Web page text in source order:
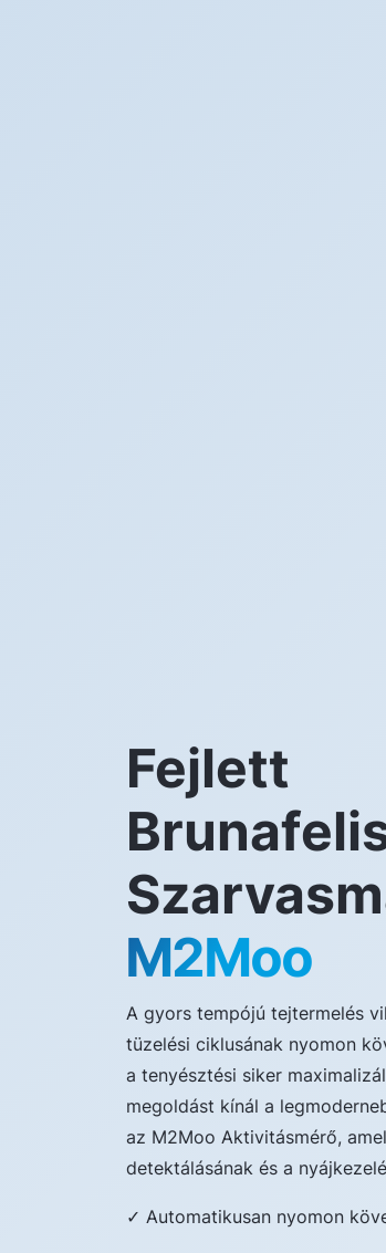
Fejlett
M2Moo
A gyors tempójú tejtermelés
tüzelési ciklusának nyomon
a tenyésztési siker
megoldást kínál a
az M2Moo Aktivitásmérő,
detektálásának és a
✓ Automatikusan nyomon